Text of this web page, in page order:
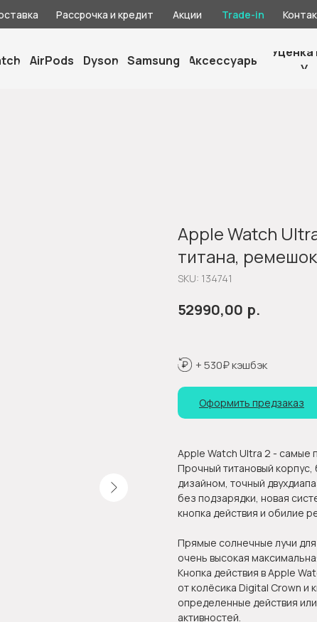
Trade-in
Рассрочка и кредит
AirPods Samsung Аксессуары
Уценка
У
Акции
Dyson
Apple Watch
титана,
SKU: 134741
52990,00 р.
+ 530₽ кэшбэк
Оформить предзаказ
Apple Watch Ultra 2 - самые
Прочный титановый
дизайном, точный
без подзарядки, новая
кнопка действия и обилие
Прямые солнечные лучи
очень высокая
Кнопка действия в Apple
от колёсика Digital Crown и
определенные действия
активностей.